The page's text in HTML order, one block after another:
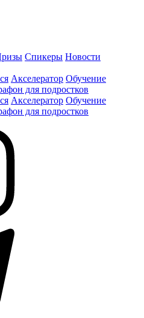
Спикеры Новости
Акселератор Обучение
для подростков
Акселератор Обучение
для подростков